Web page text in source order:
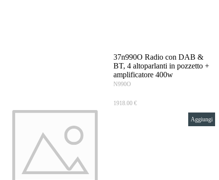
37n990O Radio con DAB &
BT, 4 altoparlanti in pozzetto +
amplificatore 400w
N990O
1918.00 €
Aggiungi